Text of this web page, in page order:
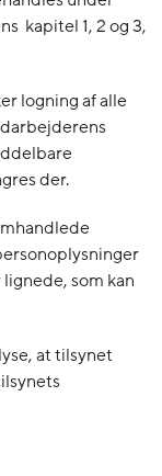
kapitel 1, 2 og 3,
logning af alle
der.
som kan
at tilsynet